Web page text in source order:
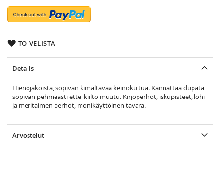
TOIVELISTA
Details
Hienojakoista, sopivan kimaltavaa keinokuitua. Kannattaa dupata
sopivan pehmeästi ettei kiilto muutu. Kirjoperhot, iskupisteet, lohi
ja meritaimen perhot, monikäyttöinen tavara.
Arvostelut